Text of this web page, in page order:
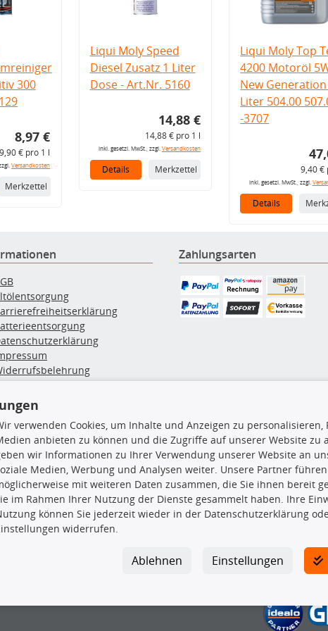
300
8,97 €
€ pro 1 l
Versandkosten
Merkzettel
Liqui Moly Speed
Diesel Zusatz 1 Liter
Dose - Art.Nr. 5160
14,88 €
14,88 € pro 1 l
inkl. gesetzl. MwSt., zzgl. Versandkosten
Details Merkzettel
Liqui Moly Top
4200 Motoröl
New
Liter 504.00
-3707
9,40 €
inkl. gesetzl. MwSt., zzgl.
Details
des Vertrags
& Versand
Zahlungsarten
Produkte TecDoc Inside
Die hier angezeigten Daten
Es ist zu unterlassen, die Daten
TecDoc zu vervielfältigen, zu
lassen. Ein Zuwiderhandeln stellt
Bitte prüfen Sie, ob das über
gesuchten Ersatzteil entspricht.
verwenden Cookies, um Inhalte und Anzeigen zu
anbieten zu können und die Zugriffe auf unserer Website zu
wir Informationen zu Ihrer Verwendung unserer Website an
Medien, Werbung und Analysen weiter. Unsere Partner
mit weiteren Daten zusammen, die Sie ihnen bereit
im Rahmen Ihrer Nutzung der Dienste gesammelt haben. Ihre
können Sie jederzeit wieder in der Datenschutzerklärung
widerrufen.
Einstellungen
Ablehnen